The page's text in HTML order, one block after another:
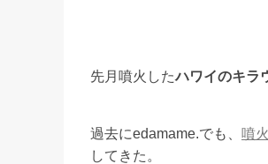
先月噴火したハワイのキラ
過去にedamame.でも、 噴
してきた。